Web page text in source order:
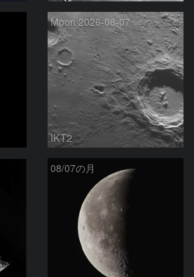
Moon 2026-08-07
IKT2
08/07の月